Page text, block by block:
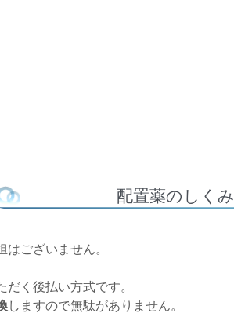
配置薬のしくみ
ございません。
だく後払い方式です。
しますので無駄がありません。